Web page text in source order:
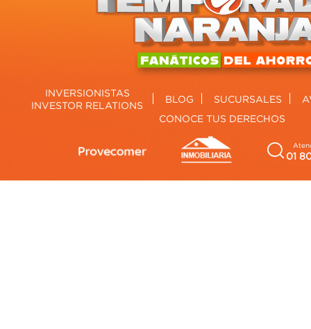
INVERSIONISTAS
INVESTOR RELATIONS
BLOG SUCURSALES
CONOCE TUS DERECHOS
01